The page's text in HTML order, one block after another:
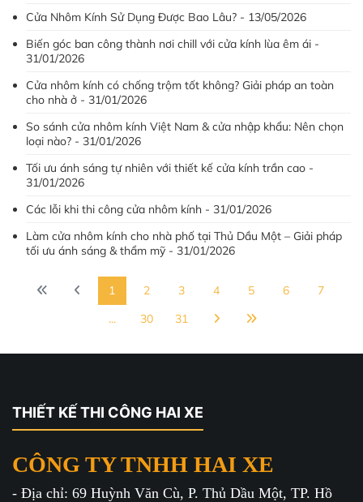
Cửa Nhôm Kính Sử Dụng Được Bao Lâu? - 13/05/2026
Biến góc ban công thành nơi chill với cửa kính lùa êm ái -
31/01/2026
Cửa nhôm kính có chống trộm tốt không? Giải pháp an toàn
cho nhà ở - 31/01/2026
So sánh cửa nhôm kính Việt Nam & cửa nhập khẩu: Nên chọn
loại nào? - 31/01/2026
Tối ưu ánh sáng tự nhiên với thiết kế cửa kính trần cao -
31/01/2026
Các lỗi khi thi công cửa nhôm kính - 31/01/2026
Làm cửa nhôm kính cho nhà phố tại Thủ Dầu Một – Giải pháp
tối ưu ánh sáng & thẩm mỹ - 31/01/2026
1 2 3 4 5 6
7
...
30 31
THIẾT KẾ THI CÔNG HAI XE
CÔNG TY TNHH HAI XE
- Địa chỉ: 69 Huỳnh Văn Cù, P. Thủ Dầu Một, TP. Hồ